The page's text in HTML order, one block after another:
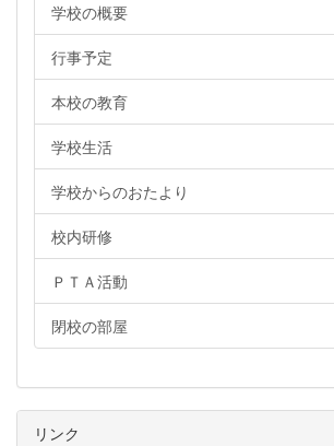
学校の概要
行事予定
本校の教育
学校生活
学校からのおたより
校内研修
ＰＴＡ活動
閉校の部屋
リンク